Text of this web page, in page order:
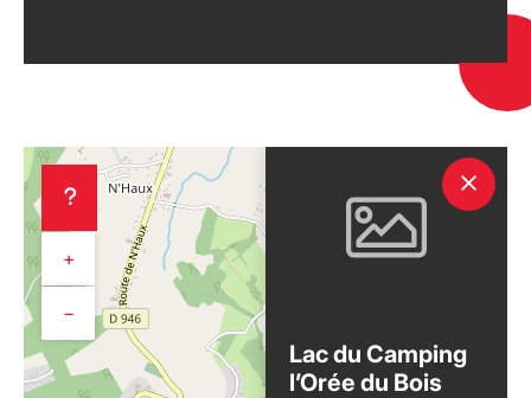
+
−
Lac du Camping
l’Orée du Bois